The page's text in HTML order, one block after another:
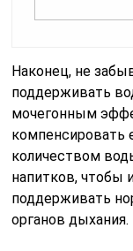
Наконец, не
поддерживать
мочегонным
компенсировать
количеством
напитков, чтобы
поддерживать
органов дыхания.